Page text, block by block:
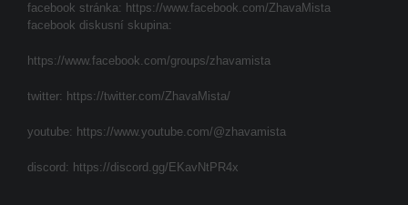
facebook stránka: https://www.facebook.com/ZhavaMista
facebook diskusní skupina:
https://www.facebook.com/groups/zhavamista
twitter: https://twitter.com/ZhavaMista/
youtube: https://www.youtube.com/@zhavamista
discord: https://discord.gg/EKavNtPR4x